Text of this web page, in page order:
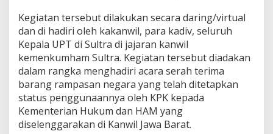
a
e
p
a
d
a
K
e
m
e
Kegiatan tersebut dilakukan secara daring/virtual
dan di hadiri oleh kakanwil, para kadiv, seluruh
Kepala UPT di Sultra di jajaran kanwil
kemenkumham Sultra. Kegiatan tersebut diadakan
dalam rangka menghadiri acara serah terima
barang rampasan negara yang telah ditetapkan
status penggunaannya oleh KPK kepada
Kementerian Hukum dan HAM yang
diselenggarakan di Kanwil Jawa Barat.